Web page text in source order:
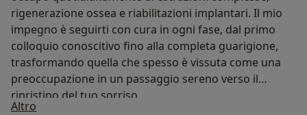
rigenerazione ossea e riabilitazioni implantari. Il mio
impegno è seguirti con cura in ogni fase, dal primo
colloquio conoscitivo fino alla completa guarigione,
trasformando quella che spesso è vissuta come una
preoccupazione in un passaggio sereno verso il
ripristino del tuo sorriso.
Altro